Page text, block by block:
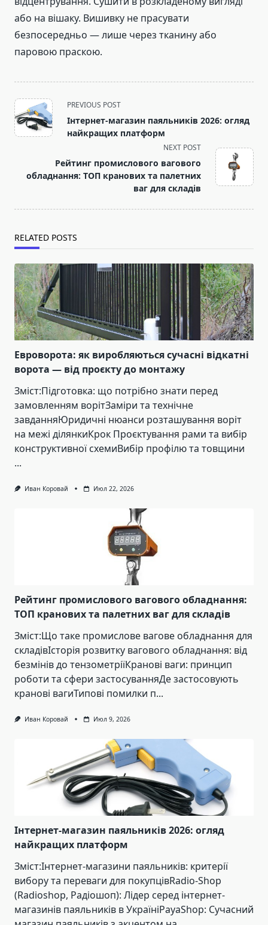
або на вішаку. Вишивку не прасувати
безпосередньо — лише через тканину або
паровою праскою.
<span
class="nav-
subtitle
text">Page</span>
PREVIOUS POST
Інтернет-магазин паяльників 2026: огляд
найкращих платформ
NEXT POST
Рейтинг промислового вагового
обладнання: ТОП кранових та палетних
ваг для складів
RELATED POSTS
Евроворота: як виробляються сучасні відкатні
ворота — від проєкту до монтажу
Зміст:Підготовка: що потрібно знати перед
замовленням ворітЗаміри та технічне
завданняЮридичні нюанси розташування воріт
на межі ділянкиКрок Проєктування рами та вибір
конструктивної схемиВибір профілю та товщини
...
Иван Коровай Июл 22, 2026
Рейтинг промислового вагового обладнання:
ТОП кранових та палетних ваг для складів
Зміст:Що таке промислове вагове обладнання для
складівІсторія розвитку вагового обладнання: від
безмінів до тензометріїКранові ваги: принцип
роботи та сфери застосуванняДе застосовують
кранові вагиТипові помилки п...
Иван Коровай Июл 9, 2026
Інтернет-магазин паяльників 2026: огляд
найкращих платформ
Зміст:Інтернет-магазини паяльників: критерії
вибору та переваги для покупцівRadio-Shop
(Radioshop, Радіошоп): Лідер серед інтернет-
магазинів паяльників в УкраїніPayaShop: Сучасний